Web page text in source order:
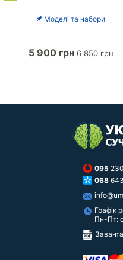
Моделі та набори
5 900 грн 6 850 грн
095
068
Графік
Пн-Пт: